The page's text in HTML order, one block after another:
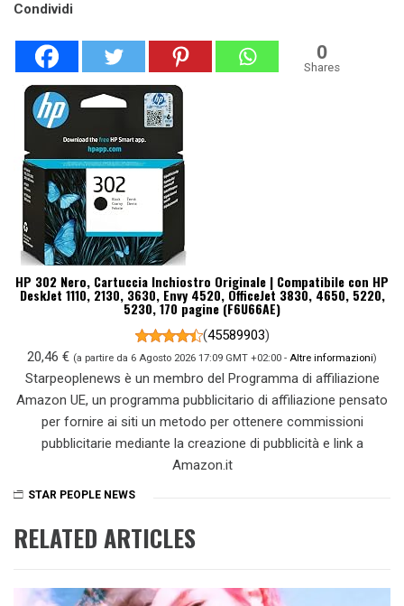
Condividi
0
Shares
HP 302 Nero, Cartuccia Inchiostro Originale | Compatibile con HP
DeskJet 1110, 2130, 3630, Envy 4520, OfficeJet 3830, 4650, 5220,
5230, 170 pagine (F6U66AE)
(45589903)
20,46 € (a partire da 6 Agosto 2026 17:09 GMT +02:00 - Altre informazioni)
Starpeoplenews è un membro del Programma di affiliazione
Amazon UE, un programma pubblicitario di affiliazione pensato
per fornire ai siti un metodo per ottenere commissioni
pubblicitarie mediante la creazione di pubblicità e link a
Amazon.it
STAR PEOPLE NEWS
RELATED ARTICLES